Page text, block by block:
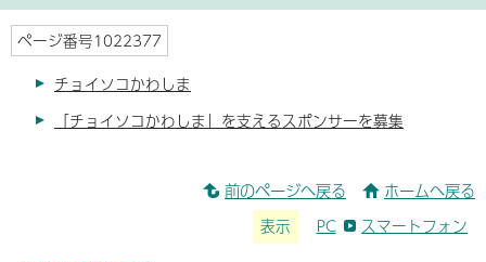
ページ番号1022377
チョイソコかわしま
「チョイソコかわしま」を支えるスポンサーを募集
前のページへ戻る ホームへ戻る
表示 PC スマートフォン